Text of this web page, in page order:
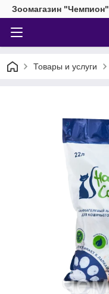
Зоомагазин "Чемпион"
Товары и услуги